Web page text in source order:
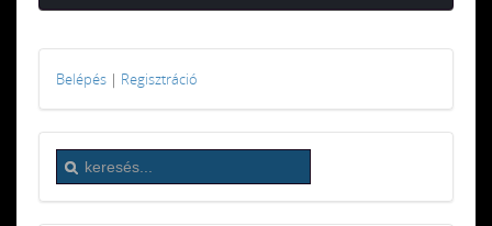
Belépés | Regisztráció